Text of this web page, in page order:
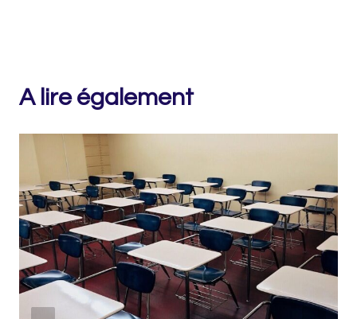
A lire également